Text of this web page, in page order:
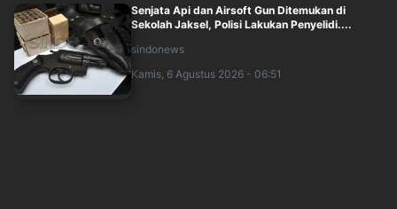
Senjata Api dan Airsoft Gun Ditemukan di
Sekolah Jaksel, Polisi Lakukan Penyelidi....
sindonews
Kamis, 6 Agustus 2026 - 06:51